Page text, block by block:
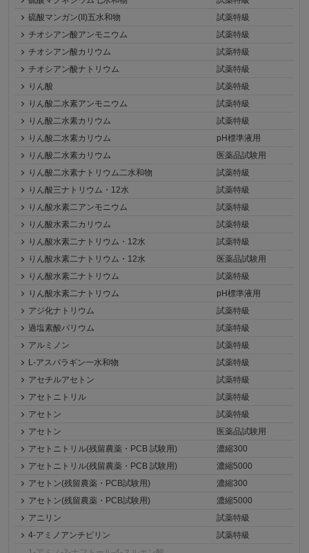
硫酸マンガン(II)五水和物
試薬特級
チオシアン酸アンモニウム
試薬特級
チオシアン酸カリウム
試薬特級
チオシアン酸ナトリウム
試薬特級
りん酸
試薬特級
りん酸二水素アンモニウム
試薬特級
りん酸二水素カリウム
試薬特級
りん酸二水素カリウム
pH標準液用
りん酸二水素カリウム
医薬品試験用
りん酸二水素ナトリウム二水和物
試薬特級
りん酸三ナトリウム・12水
試薬特級
りん酸水素二アンモニウム
試薬特級
りん酸水素二カリウム
試薬特級
りん酸水素二ナトリウム・12水
試薬特級
りん酸水素二ナトリウム・12水
医薬品試験用
りん酸水素二ナトリウム
試薬特級
りん酸水素二ナトリウム
pH標準液用
アジ化ナトリウム
試薬特級
過塩素酸バリウム
試薬特級
アルミノン
試薬特級
L-アスパラギン一水和物
試薬特級
アセチルアセトン
試薬特級
アセトニトリル
試薬特級
アセトン
試薬特級
アセトン
医薬品試験用
アセトニトリル(残留農薬・PCB 試験用)
濃縮300
アセトニトリル(残留農薬・PCB 試験用)
濃縮5000
アセトン(残留農薬・PCB試験用)
濃縮300
アセトン(残留農薬・PCB試験用)
濃縮5000
アニリン
試薬特級
4-アミノアンチピリン
試薬特級